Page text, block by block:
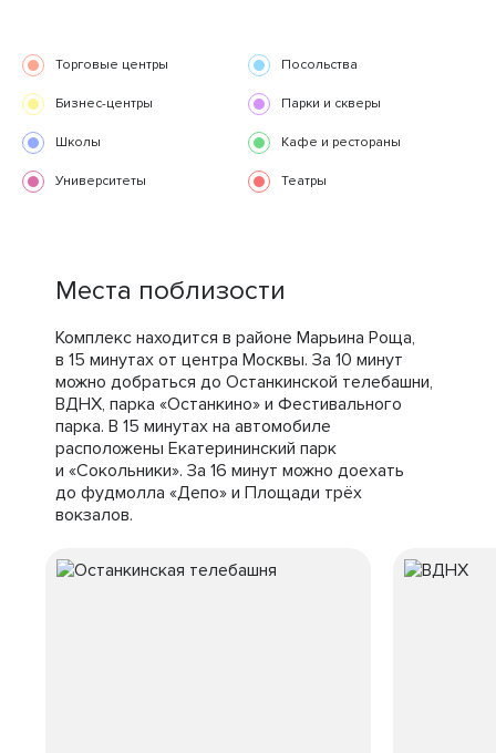
Торговые центры Посольства
Бизнес-центры Парки и скверы
Школы Кафе и рестораны
Университеты Театры
Места поблизости
Комплекс находится в районе Марьина Роща,
в 15 минутах от центра Москвы. За 10 минут
можно добраться до Останкинской телебашни,
ВДНХ, парка «Останкино» и Фестивального
парка. В 15 минутах на автомобиле
расположены Екатерининский парк
и «Сокольники». За 16 минут можно доехать
до фудмолла «Депо» и Площади трёх
вокзалов.